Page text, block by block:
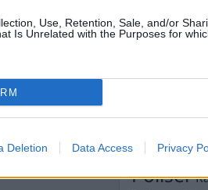
Use, Retention, Sale, and/or
Is Unrelated with the Purposes for
Deletion Data Access Privacy
Fängelse
Jimmie
Lagar
Silventoinen
Poliser